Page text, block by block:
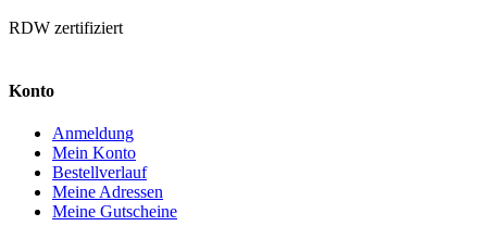
RDW zertifiziert
Konto
Anmeldung
Mein Konto
Bestellverlauf
Meine Adressen
Meine Gutscheine